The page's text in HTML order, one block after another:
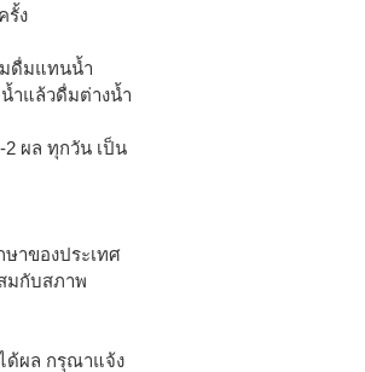
รั้ง
มดื่มแทนน้ำ
ำแล้วดื่มต่างน้ำ
ผล ทุกวัน เป็น
าของประเทศ
มกับสภาพ
ด้ผล กรุณาแจ้ง